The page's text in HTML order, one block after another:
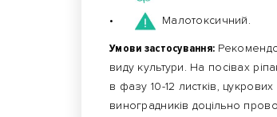
• Малотоксичний.
Умови застосування:
виду культури. На посівах
в фазу 10-12 листків,
виноградників доцільно